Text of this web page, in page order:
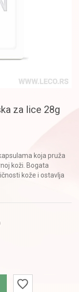
za lice 28g
koja pruža
koži. Bogata
kože i ostavlja